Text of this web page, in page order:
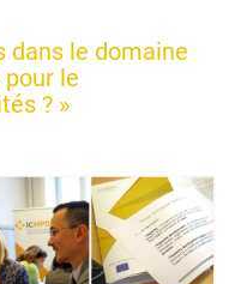
dans le domaine
le
? »